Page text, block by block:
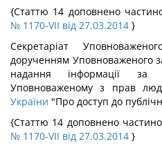
{Статтю 14 доповнено
№ 1170-VII від 27.03.2014 }
Секретаріат
дорученням Уповноваженого
надання інформації за
Уповноваженому з прав
України "Про доступ до
{Статтю 14 доповнено
№ 1170-VII від 27.03.2014 }